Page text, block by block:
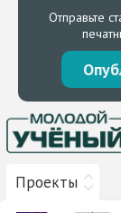
Отправьте
Проекты